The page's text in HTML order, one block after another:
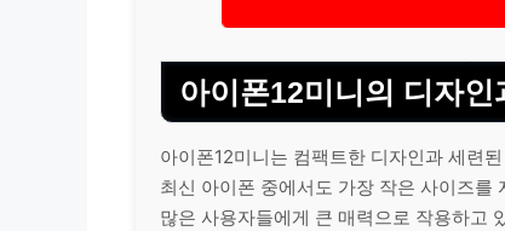
아이폰12미니의 디자인
아이폰12미니는 컴팩트한 디자인과 세련
최신 아이폰 중에서도 가장 작은 사이즈를
많은 사용자들에게 큰 매력으로 작용하고